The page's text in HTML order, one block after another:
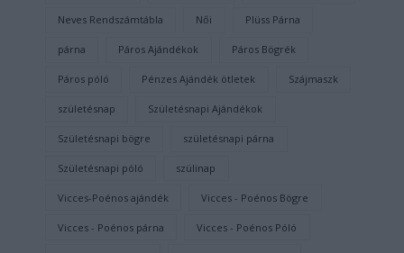
Neves Rendszámtábla Női Plüss Párna
párna Páros Ajándékok Páros Bögrék
Páros póló Pénzes Ajándék ötletek Szájmaszk
születésnap Születésnapi Ajándékok
Születésnapi bögre születésnapi párna
Születésnapi póló szülinap
Vicces-Poénos ajándék Vicces - Poénos Bögre
Vicces - Poénos párna Vicces - Poénos Póló